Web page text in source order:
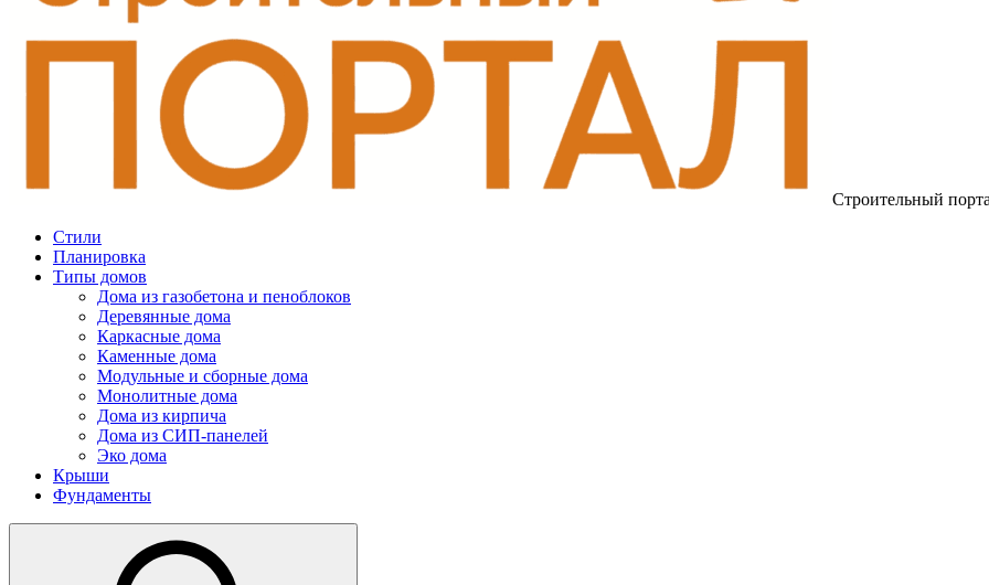
Строительный
Стили
Планировка
Типы домов
Дома из газобетона и пеноблоков
Деревянные дома
Каркасные дома
Каменные дома
Модульные и сборные дома
Монолитные дома
Дома из кирпича
Дома из СИП-панелей
Эко дома
Крыши
Фундаменты